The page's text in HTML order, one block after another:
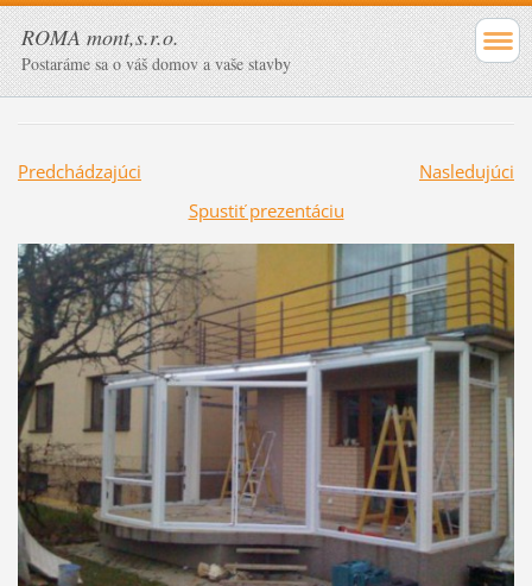
ROMA mont,s.r.o.
Postaráme sa o váš domov a vaše stavby
Predchádzajúci
Nasledujúci
Spustiť prezentáciu